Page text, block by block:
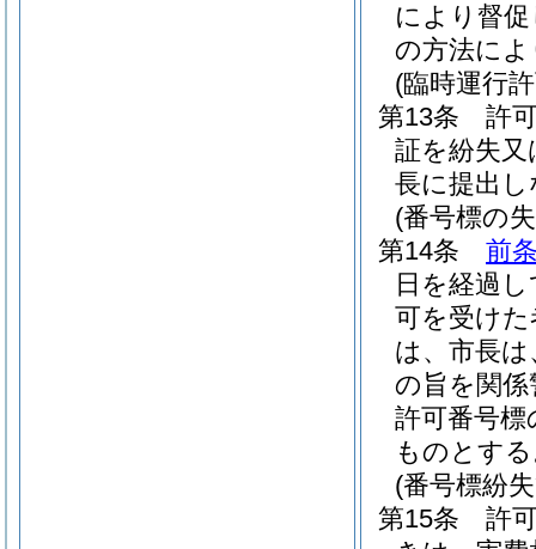
により督
の方法に
(臨時運行
第13条
許
証を紛失
長に提出
(番号標の
第14条
前
日を経過
可を受け
は、市長
の旨を関係
許可番号
ものとす
(番号標紛
第15条
許